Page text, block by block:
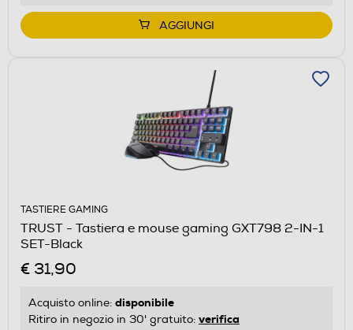
AGGIUNGI
TASTIERE GAMING
TRUST - Tastiera e mouse gaming GXT798 2-IN-1
SET-Black
€ 31,90
Acquisto online: disponibile
Ritiro in negozio in 30' gratuito: verifica